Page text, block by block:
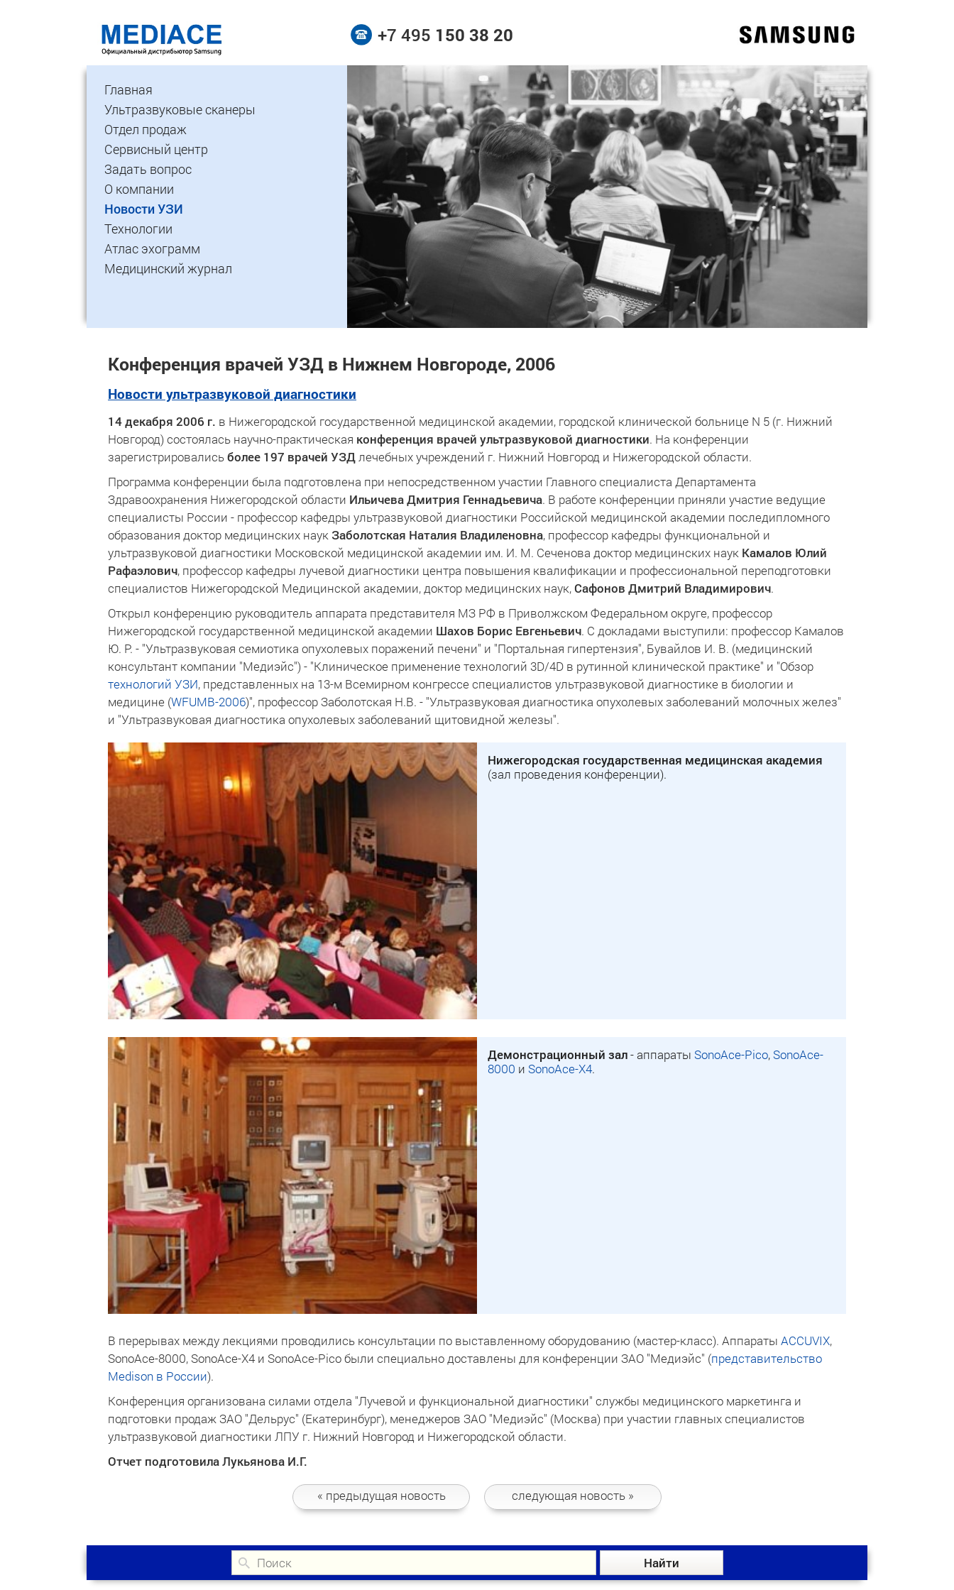
+7 495 150 38 20
Главная
Ультразвуковые сканеры
Отдел продаж
Сервисный центр
Задать вопрос
О компании
Новости УЗИ
Технологии
Атлас эхограмм
Медицинский журнал
Конференция врачей УЗД в Нижнем Новгороде, 2006
Новости ультразвуковой диагностики
14 декабря 2006 г. в Нижегородской государственной медицинской академии, городской клинической больнице N 5 (г. Нижний
Новгород) состоялась научно-практическая конференция врачей ультразвуковой диагностики. На конференции
зарегистрировалисьболее 197 врачей УЗДлечебных учреждений г. Нижний Новгород и Нижегородской области.
Программа конференции была подготовлена при непосредственном участии Главного специалиста Департамента
Здравоохранения Нижегородской области Ильичева Дмитрия Геннадьевича. В работе конференции приняли участие ведущие
специалисты России - профессор кафедры ультразвуковой диагностики Российской медицинской академии последипломного
образования доктор медицинских наук Заболотская Наталия Владиленовна, профессор кафедры функциональной и
ультразвуковой диагностики Московской медицинской академии им. И. М. Сеченова доктор медицинских наук Камалов Юлий
Рафаэлович, профессор кафедры лучевой диагностики центра повышения квалификации и профессиональной переподготовки
специалистов Нижегородской Медицинской академии, доктор медицинских наук,Сафонов Дмитрий Владимирович.
Открыл конференцию руководитель аппарата представителя МЗ РФ в Приволжском Федеральном округе, профессор
Нижегородской государственной медицинской академии Шахов Борис Евгеньевич. С докладами выступили: профессор Камалов
Ю. Р. - "Ультразвуковая семиотика опухолевых поражений печени" и "Портальная гипертензия", Бувайлов И. В. (медицинский
консультант компании "Медиэйс") - "Клиническое применение технологий 3D/4D в рутинной клинической практике" и "Обзор
технологий УЗИ, представленных на 13-м Всемирном конгрессе специалистов ультразвуковой диагностике в биологии и
медицине (WFUMB-2006)", профессор Заболотская Н.В. - "Ультразвуковая диагностика опухолевых заболеваний молочных желез"
и "Ультразвуковая диагностика опухолевых заболеваний щитовидной железы".
Нижегородская государственная медицинская академия
(зал проведения конференции).
Демонстрационный зал- аппараты SonoAce-Pico, SonoAce-
8000 и SonoAce-X4.
В перерывах между лекциями проводились консультации по выставленному оборудованию (мастер-класс). Аппараты ACCUVIX,
SonoAce-8000, SonoAce-X4 и SonoAce-Pico были специально доставлены для конференции ЗАО "Медиэйс" (представительство
Medison в России).
Конференция организована силами отдела "Лучевой и функциональной диагностики" службы медицинского маркетинга и
подготовки продаж ЗАО "Дельрус" (Екатеринбург), менеджеров ЗАО "Медиэйс" (Москва) при участии главных специалистов
ультразвуковой диагностики ЛПУ г. Нижний Новгород и Нижегородской области.
Отчет подготовила Лукьянова И.Г.
« предыдущая новость следующая новость »